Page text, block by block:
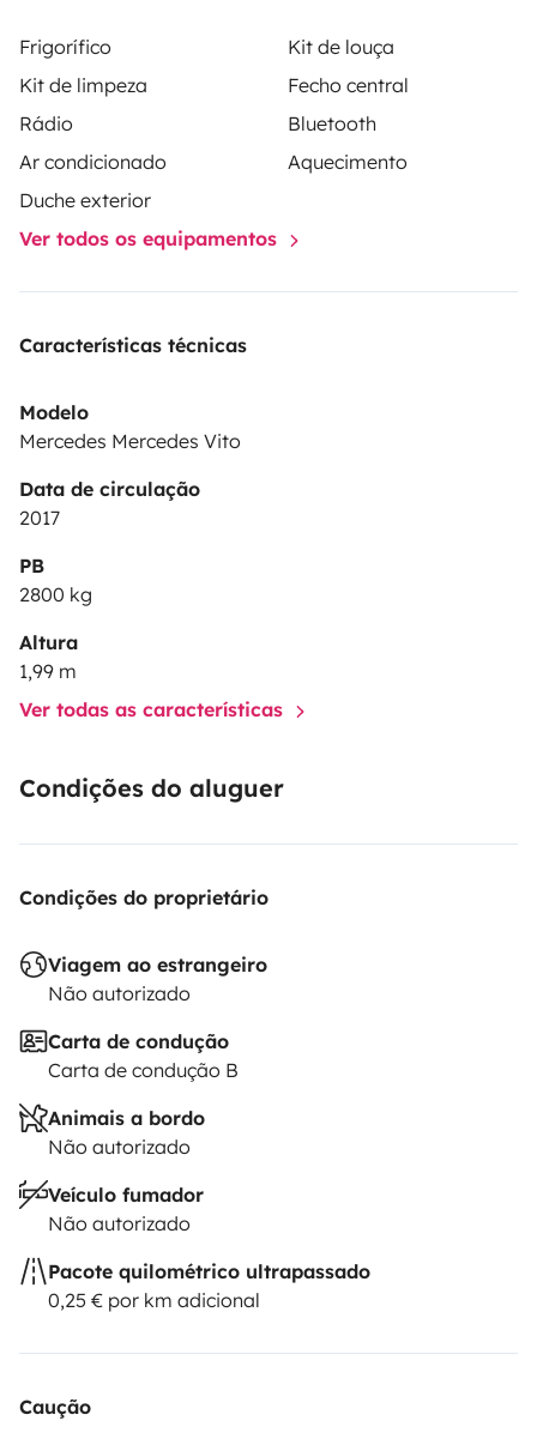
Frigorífico
Kit de louça
Kit de limpeza
Fecho central
Rádio
Bluetooth
Ar condicionado
Aquecimento
Duche exterior
Ver todos os equipamentos
Características técnicas
Modelo
Mercedes Mercedes Vito
Data de circulação
2017
PB
2800 kg
Altura
1,99 m
Ver todas as características
Condições do aluguer
Condições do proprietário
Viagem ao estrangeiro
Não autorizado
Carta de condução
Carta de condução B
Animais a bordo
Não autorizado
Veículo fumador
Não autorizado
Pacote quilométrico ultrapassado
0,25 € por km adicional
Caução